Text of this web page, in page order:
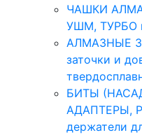
ЧАШКИ
УШМ, ТУРБО
АЛМАЗНЫЕ
заточки и
БИТЫ
АДАПТЕРЫ,
держатели